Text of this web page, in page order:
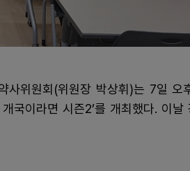
사위원회(위원장 박상휘)는 7일 오
국이라면 시즌2’를 개최했다. 이날